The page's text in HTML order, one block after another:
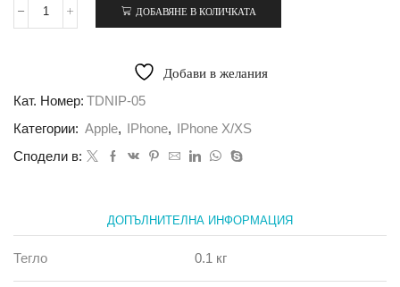
количество
D
series
iPhone
ДОБАВЯНЕ В КОЛИЧКАТА
Добави в желания
Кат. Номер: TDNIP-05
Категории: Apple, IPhone,
IPhone X/XS
Сподели в:
ДОПЪЛНИТЕЛНА ИНФОРМАЦИЯ
Тегло 0.1 кг